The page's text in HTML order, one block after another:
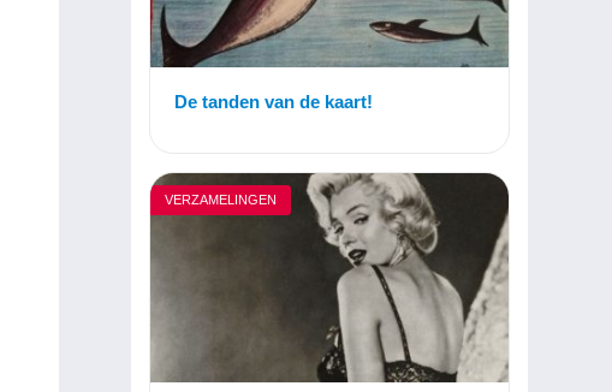
De tanden van de kaart!
VERZAMELINGEN